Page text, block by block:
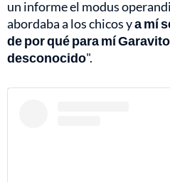
un informe el modus
abordaba a los chicos ya mí
de por qué para mí
desconocido".